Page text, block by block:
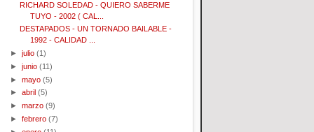
RICHARD SOLEDAD - QUIERO SABERME
TUYO - 2002 ( CAL...
DESTAPADOS - UN TORNADO BAILABLE -
1992 - CALIDAD ...
►julio (1)
►junio (11)
►mayo (5)
►abril (5)
►marzo (9)
►febrero (7)